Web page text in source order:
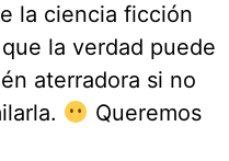
la ciencia ficción
la verdad puede
aterradora si no
Queremos